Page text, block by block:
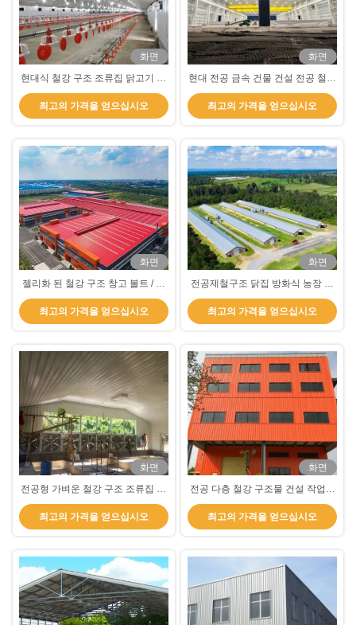
화면
현대식 철강 구조 조류집 닭고기 닭
고기 닭고기 닭고기 닭고기 닭고기
닭고기 닭고기 닭고기 닭고기
최고의 가격을 얻으십시오
화면
현대 전공 금속 건물 건설 전공 철강
구조 항공기 앙가르
최고의 가격을 얻으십시오
화면
젤리화 된 철강 구조 창고 볼트 / 웰
드 연결 전공 철강 창고
최고의 가격을 얻으십시오
화면
전공제철구조 닭집 방화식 농장 철
기 프레임 건물 건설
최고의 가격을 얻으십시오
화면
전공형 가벼운 철강 구조 조류집 젤
리화 철강 프레임 닭고기 큐프
최고의 가격을 얻으십시오
화면
전공 다층 철강 구조물 건설 작업실
벽돌 및 철강 건물
최고의 가격을 얻으십시오